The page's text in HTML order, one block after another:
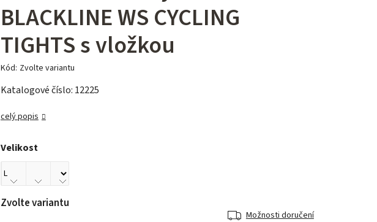
BLACKLINE WS CYCLING
TIGHTS s vložkou
Kód: Zvolte variantu
Katalogové číslo: 12225
celý popis
Velikost
Zvolte variantu
Možnosti doručení